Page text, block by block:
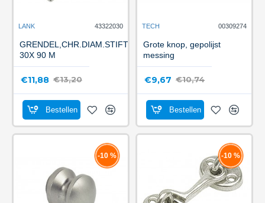
LANK 43322030
GRENDEL,CHR.DIAM.STIFT
30X 90 M
€11,88 €13,20
Bestellen
TECH 00309274
Grote knop, gepolijst
messing
€9,67 €10,74
Bestellen
-10 % -10 %